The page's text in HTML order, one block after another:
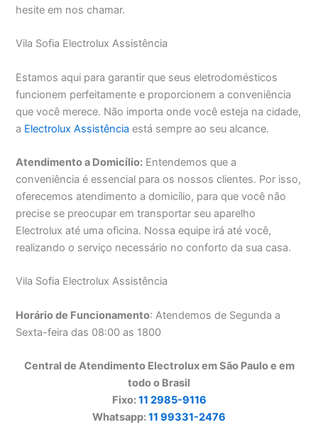
hesite em nos chamar.
Vila Sofia Electrolux Assistência
Estamos aqui para garantir que seus eletrodomésticos
funcionem perfeitamente e proporcionem a conveniência
que você merece. Não importa onde você esteja na cidade,
a Electrolux Assistência está sempre ao seu alcance.
Atendimento a Domicílio: Entendemos que a
conveniência é essencial para os nossos clientes. Por isso,
oferecemos atendimento a domicílio, para que você não
precise se preocupar em transportar seu aparelho
Electrolux até uma oficina. Nossa equipe irá até você,
realizando o serviço necessário no conforto da sua casa.
Vila Sofia Electrolux Assistência
Horário de Funcionamento: Atendemos de Segunda a
Sexta-feira das 08:00 as 1800
Central de Atendimento Electrolux em São Paulo e em
todo o Brasil
Fixo:11 2985-9116
Whatsapp:11 99331-2476